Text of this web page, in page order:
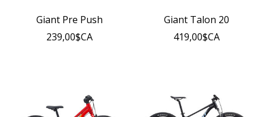
Giant Pre Push
239,00$CA
Giant Talon 20
419,00$CA